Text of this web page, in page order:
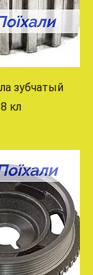
зубчатый
кл